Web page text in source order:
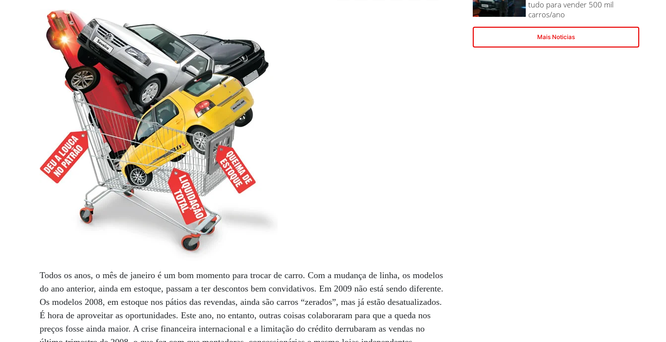
Todos os anos, o mês de janeiro é um bom momento para trocar de carro. Com a mudança de linha, os modelos
do ano anterior, ainda em estoque, passam a ter descontos bem convidativos. Em 2009 não está sendo diferente.
Os modelos 2008, em estoque nos pátios das revendas, ainda são carros “zerados”, mas já estão desatualizados.
É hora de aproveitar as oportunidades. Este ano, no entanto, outras coisas colaboraram para que a queda nos
preços fosse ainda maior. A crise financeira internacional e a limitação do crédito derrubaram as vendas no